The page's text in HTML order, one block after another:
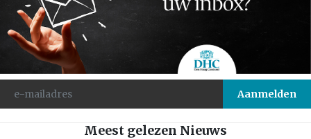
Meest gelezen Nieuws